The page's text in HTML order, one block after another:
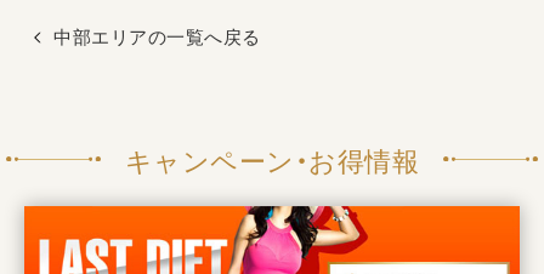
中部エリアの一覧へ戻る
キャンペーン・お得情報